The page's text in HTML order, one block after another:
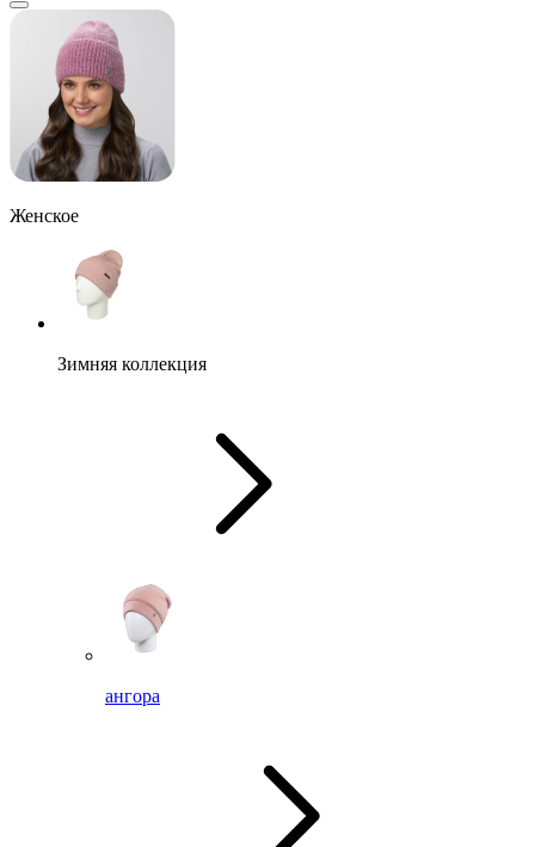
Женское
Зимняя коллекция
ангора